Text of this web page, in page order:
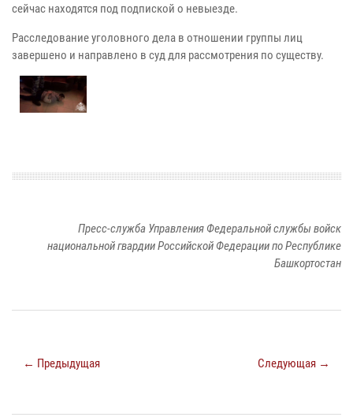
сейчас находятся под подпиской о невыезде.
Расследование уголовного дела в отношении группы лиц
завершено и направлено в суд для рассмотрения по существу.
Пресс-служба Управления Федеральной службы войск
национальной гвардии Российской Федерации по Республике
Башкортостан
← Предыдущая Следующая →